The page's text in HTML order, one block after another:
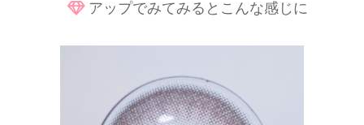
アップでみてみるとこんな感じに